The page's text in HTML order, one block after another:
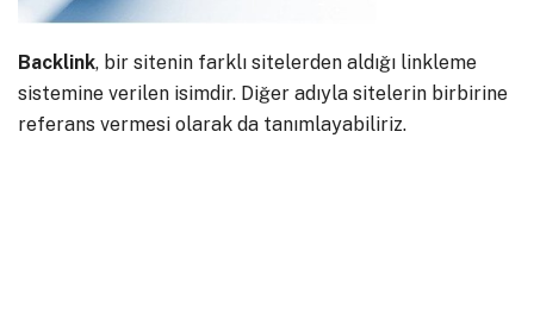
Backlink, bir sitenin farklı sitelerden aldığı linkleme
sistemine verilen isimdir. Diğer adıyla sitelerin birbirine
referans vermesi olarak da tanımlayabiliriz.